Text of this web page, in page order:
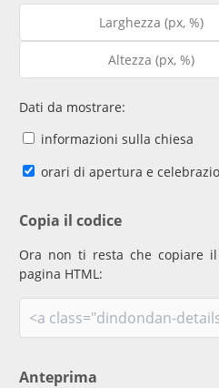
Dati da mostrare:
informazioni sulla chiesa
orari di apertura e
Copia il codice
Ora non ti resta che copiare
pagina HTML:
Anteprima